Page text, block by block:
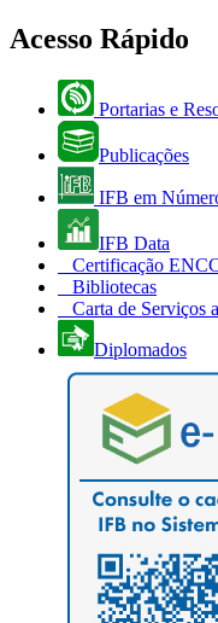
Acesso Rápido
Portarias e
Publicações
IFB em
IFB Data
Certificação
Bibliotecas
Carta de Serviços
Diplomados